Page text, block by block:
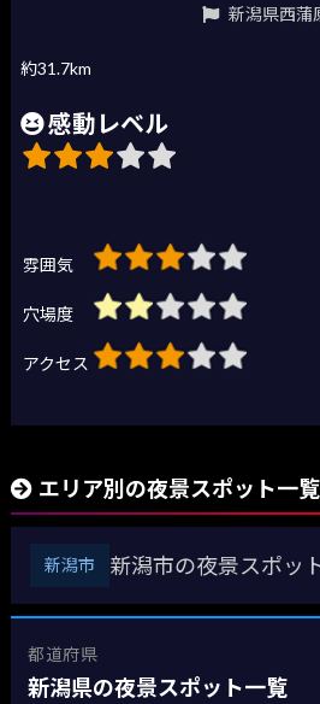
新潟県西蒲
約31.7km
感動レベル
雰囲気
穴場度
アクセス
エリア別の夜景スポット一覧
新潟市 新潟市の夜景スポッ
都道府県
新潟県の夜景スポット一覧